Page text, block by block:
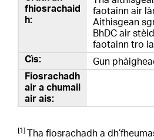
faotainn air
Aithisgean
BhDC air
faotainn tro
Gun
[1]
Tha fiosrachadh a